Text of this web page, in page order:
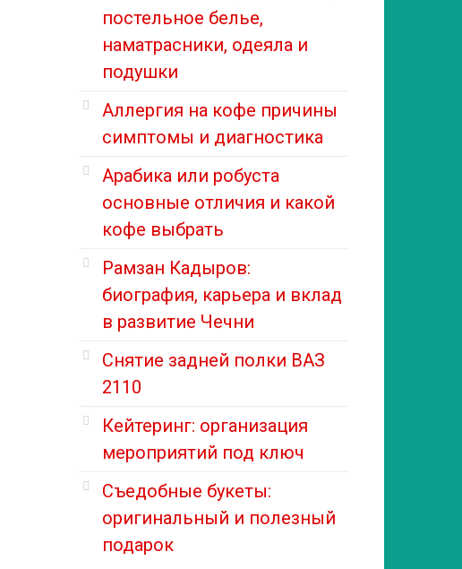
постельное белье,
наматрасники, одеяла и
подушки
Аллергия на кофе причины
симптомы и диагностика
Арабика или робуста
основные отличия и какой
кофе выбрать
Рамзан Кадыров:
биография, карьера и вклад
в развитие Чечни
Снятие задней полки ВАЗ
2110
Кейтеринг: организация
мероприятий под ключ
Съедобные букеты:
оригинальный и полезный
подарок